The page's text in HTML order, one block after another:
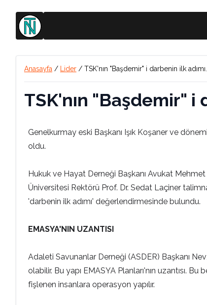
Anasayfa / Lider / TSK'nın "Başdemir" i darbenin ilk adımı...
TSK'nın "Başdemir" i
Genelkurmay eski Başkanı Işık Koşaner ve
oldu.
Hukuk ve Hayat Derneği Başkanı Avukat
Üniversitesi Rektörü Prof. Dr. Sedat Laçiner
'darbenin ilk adımı' değerlendirmesinde bulundu.
EMASYA'NIN UZANTISI
Adaleti Savunanlar Derneği (ASDER) Başkanı
olabilir. Bu yapı EMASYA Planları'nın uzantısı.
fişlenen insanlara operasyon yapılır.